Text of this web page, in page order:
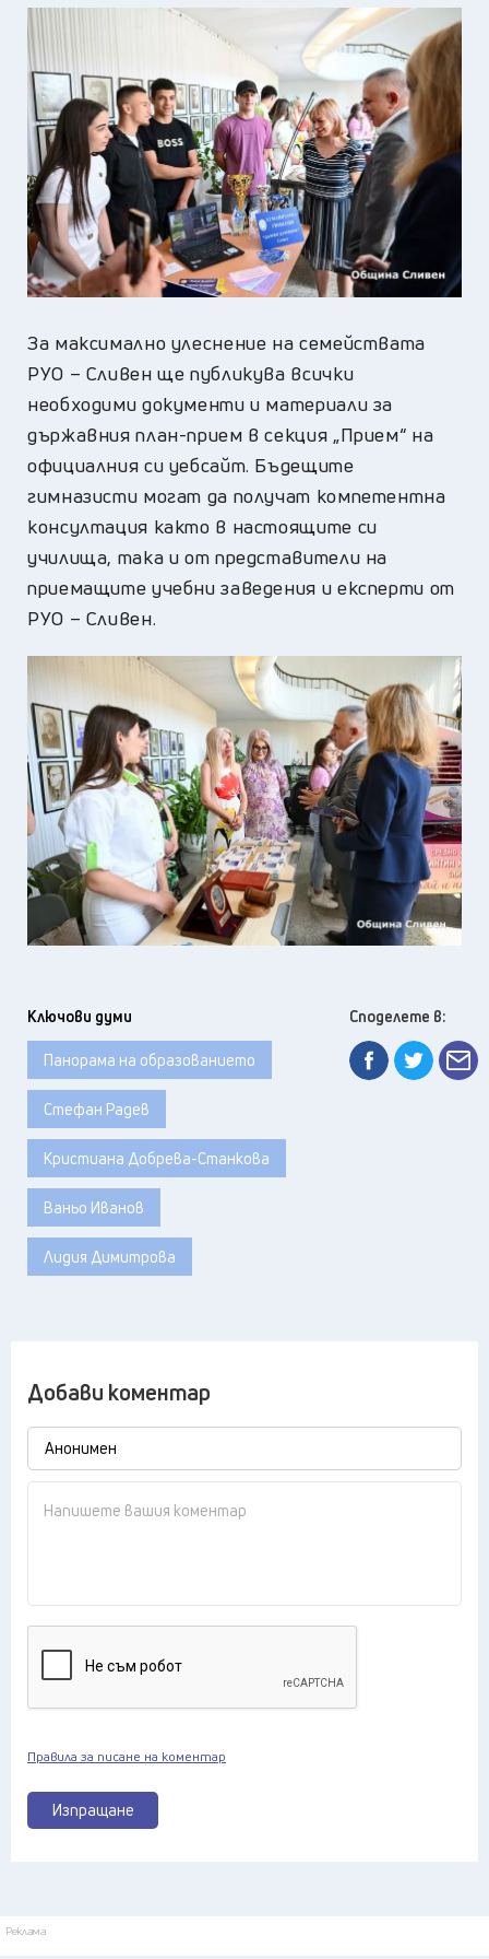
За максимално улеснение на семействата
РУО – Сливен ще публикува всички
необходими документи и материали за
държавния план-прием в секция „Прием“ на
официалния си уебсайт. Бъдещите
гимназисти могат да получат компетентна
консултация както в настоящите си
училища, така и от представители на
приемащите учебни заведения и експерти от
РУО – Сливен.
Ключови думи
Панорама на образованието
Стефан Радев
Кристиана Добрева-Станкова
Ваньо Иванов
Лидия Димитрова
Споделете в:
Добави коментар
Изпращане
Правила за писане на коментар
Реклама